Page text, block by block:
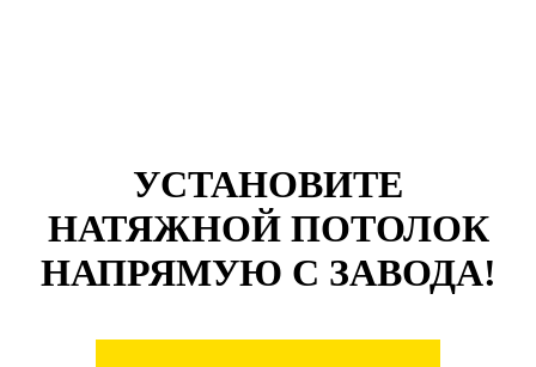
УСТАНОВИТЕ
НАТЯЖНОЙ ПОТОЛОК
НАПРЯМУЮ С ЗАВОДА!